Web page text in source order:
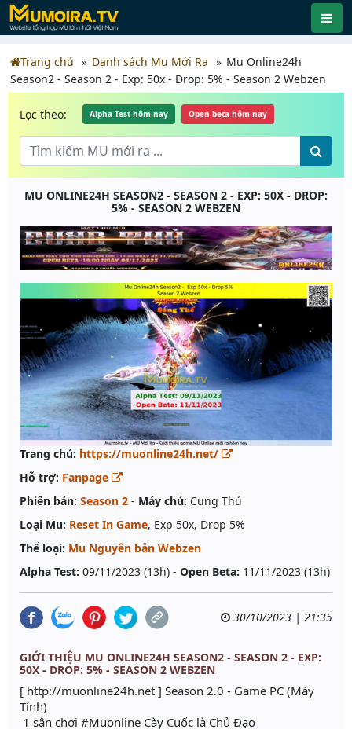
Trang chủ Danh sách Mu Mới Ra
Mu Online24h
Season2 - Season 2 - Exp: 50x - Drop: 5% - Season 2 Webzen
Lọc theo: Alpha Test hôm nay Open beta hôm nay
MU ONLINE24H SEASON2 - SEASON 2 - EXP: 50X - DROP:
5% - SEASON 2 WEBZEN
Trang chủ: https://muonline24h.net/
Hỗ trợ: Fanpage
Phiên bản: Season 2 - Máy chủ: Cung Thủ
Loại Mu: Reset In Game, Exp 50x, Drop 5%
Thể loại: Mu Nguyên bản Webzen
Alpha Test: 09/11/2023 (13h) - Open Beta: 11/11/2023 (13h)
30/10/2023 | 21:35
GIỚI THIỆU MU ONLINE24H SEASON2 - SEASON 2 - EXP:
50X - DROP: 5% - SEASON 2 WEBZEN
[ http://muonline24h.net ] Season 2.0 - Game PC (Máy
Tính)
1 sân chơi #Muonline Cày Cuốc là Chủ Đạo